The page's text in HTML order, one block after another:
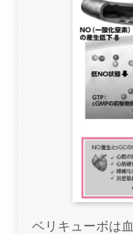
ベリキューボは